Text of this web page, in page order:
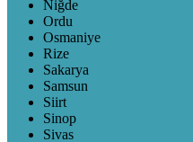
Niğde
Ordu
Osmaniye
Rize
Sakarya
Samsun
Siirt
Sinop
Sivas